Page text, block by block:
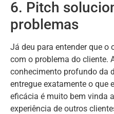
6. Pitch
problemas
Já deu para entender que o
com o problema do cliente.
conhecimento profundo da
entregue exatamente o que
eficácia é muito bem vinda
experiência de outros